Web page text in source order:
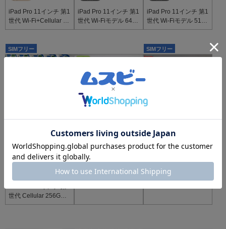
iPad Pro 11インチ 第1
世代 Wi-Fi+Cellular 64
GB スペースグレイ M
iPad Pro 11インチ 第1
世代 Wi-Fiモデル 64G
B スペースグレイ MT
iPad Pro 11インチ 第1
世代 Wi-Fiモデル 512
GB スペースグレイ M
SIMフリー
J ￥48,000
世代 Cellular 256GB
シルバー 使用可能
B
多少の
傷汚れ
￥ 45,400
安心保証 美品 iPad Pr
o 11インチ Wi-Fi 256
GB シルバー 本体
SIMフリー
A
程度が
良い
￥
爆速発送iPad Pro 11
インチ 第1世代 64GB
MU0U2J/A SoftBank